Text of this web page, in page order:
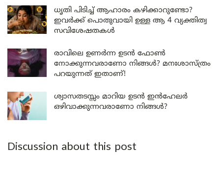
ധൃതി പിടിച്ച് ആഹാരം കഴിക്കാറുണ്ടോ?
ഇവർക്ക് പൊതുവായി ഉള്ള ആ 4 വ്യക്തിത്വ
സവിശേഷതകൾ
രാവിലെ ഉണർന്ന ഉടൻ ഫോൺ
നോക്കുന്നവരാണോ നിങ്ങൾ? മനഃശാസ്ത്രം
പറയുന്നത് ഇതാണ്!
ശ്വാസതടസ്സം മാറിയ ഉടൻ ഇൻഹേലർ
ഒഴിവാക്കുന്നവരാണോ നിങ്ങൾ?
Discussion about this post